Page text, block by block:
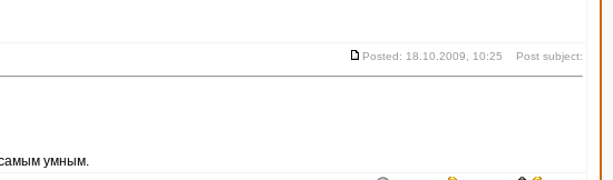
Posted: 18.10.2009, 10:25 Post subject:
самым умным.